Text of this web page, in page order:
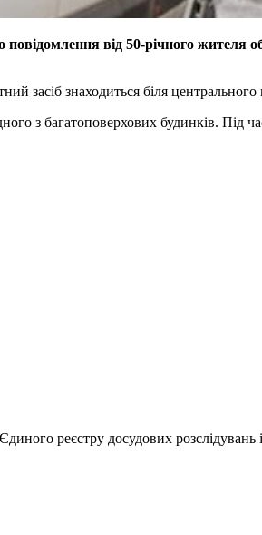
від 50-річного жителя
засіб знаходиться біля
з багатоповерхових будинків. Під
реєстру досудових